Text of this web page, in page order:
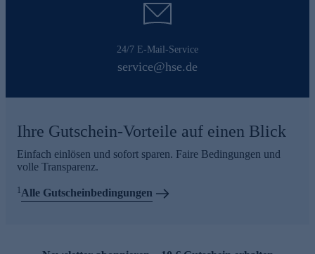
24/7 E-Mail-Service
service@hse.de
Ihre Gutschein-Vorteile auf einen Blick
Einfach einlösen und sofort sparen. Faire Bedingungen und
volle Transparenz.
1Alle Gutscheinbedingungen